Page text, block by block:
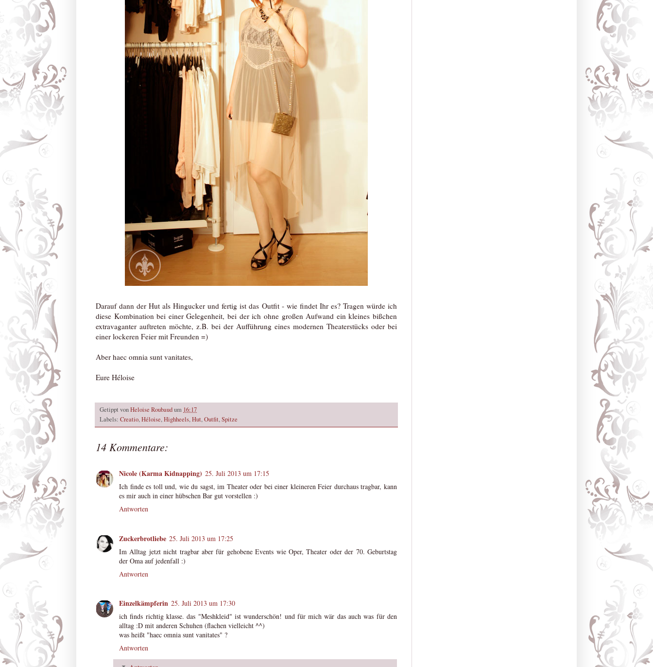
Darauf dann der Hut als Hingucker und fertig ist das Outfit - wie findet Ihr es? Tragen würde ich
diese Kombination bei einer Gelegenheit, bei der ich ohne großen Aufwand ein kleines bißchen
extravaganter auftreten möchte, z.B. bei der Aufführung eines modernen Theaterstücks oder bei
einer lockeren Feier mit Freunden =)
Aber haec omnia sunt vanitates,
Eure Héloise
Getippt vonHeloise Roubaudum 16:17
Labels: Creatio,Héloise,Highheels,Hut,Outfit,Spitze
14 Kommentare:
Nicole (Karma Kidnapping) 25. Juli 2013 um 17:15
Ich finde es toll und, wie du sagst, im Theater oder bei einer kleineren Feier durchaus tragbar, kann
es mir auch in einer hübschen Bar gut vorstellen :)
Antworten
Zuckerbrotliebe 25. Juli 2013 um 17:25
Im Alltag jetzt nicht tragbar aber für gehobene Events wie Oper, Theater oder der 70. Geburtstag
der Oma auf jedenfall :)
Antworten
Einzelkämpferin 25. Juli 2013 um 17:30
ich finds richtig klasse. das "Meshkleid" ist wunderschön! und für mich wär das auch was für den
alltag :D mit anderen Schuhen (flachen vielleicht ^^)
was heißt "haec omnia sunt vanitates" ?
Antworten